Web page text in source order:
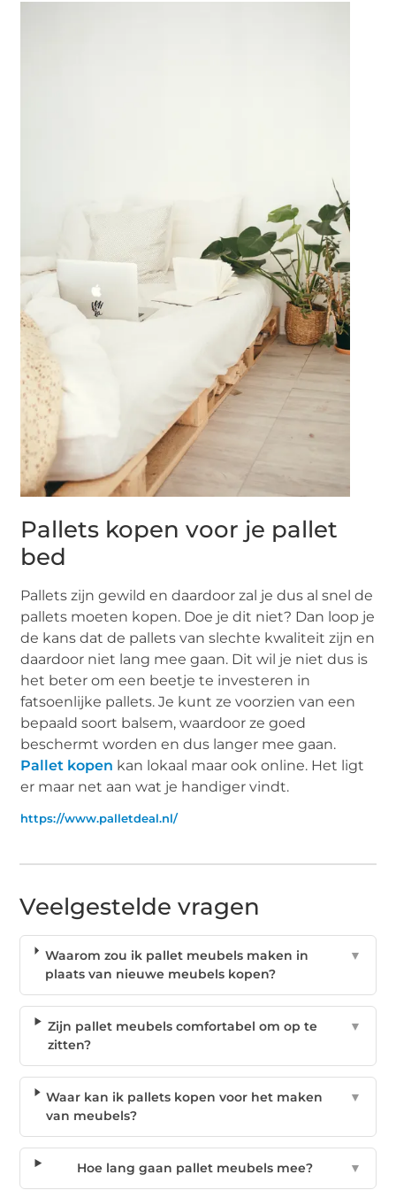
Pallets kopen voor je pallet
bed
Pallets zijn gewild en daardoor zal je dus al snel de
pallets moeten kopen. Doe je dit niet? Dan loop je
de kans dat de pallets van slechte kwaliteit zijn en
daardoor niet lang mee gaan. Dit wil je niet dus is
het beter om een beetje te investeren in
fatsoenlijke pallets. Je kunt ze voorzien van een
bepaald soort balsem, waardoor ze goed
beschermt worden en dus langer mee gaan.
Pallet kopen kan lokaal maar ook online. Het ligt
er maar net aan wat je handiger vindt.
https://www.palletdeal.nl/
Veelgestelde vragen
Waarom zou ik pallet meubels maken in
plaats van nieuwe meubels kopen?
▼
Zijn pallet meubels comfortabel om op te
zitten?
▼
Waar kan ik pallets kopen voor het maken
van meubels?
▼
Hoe lang gaan pallet meubels mee? ▼